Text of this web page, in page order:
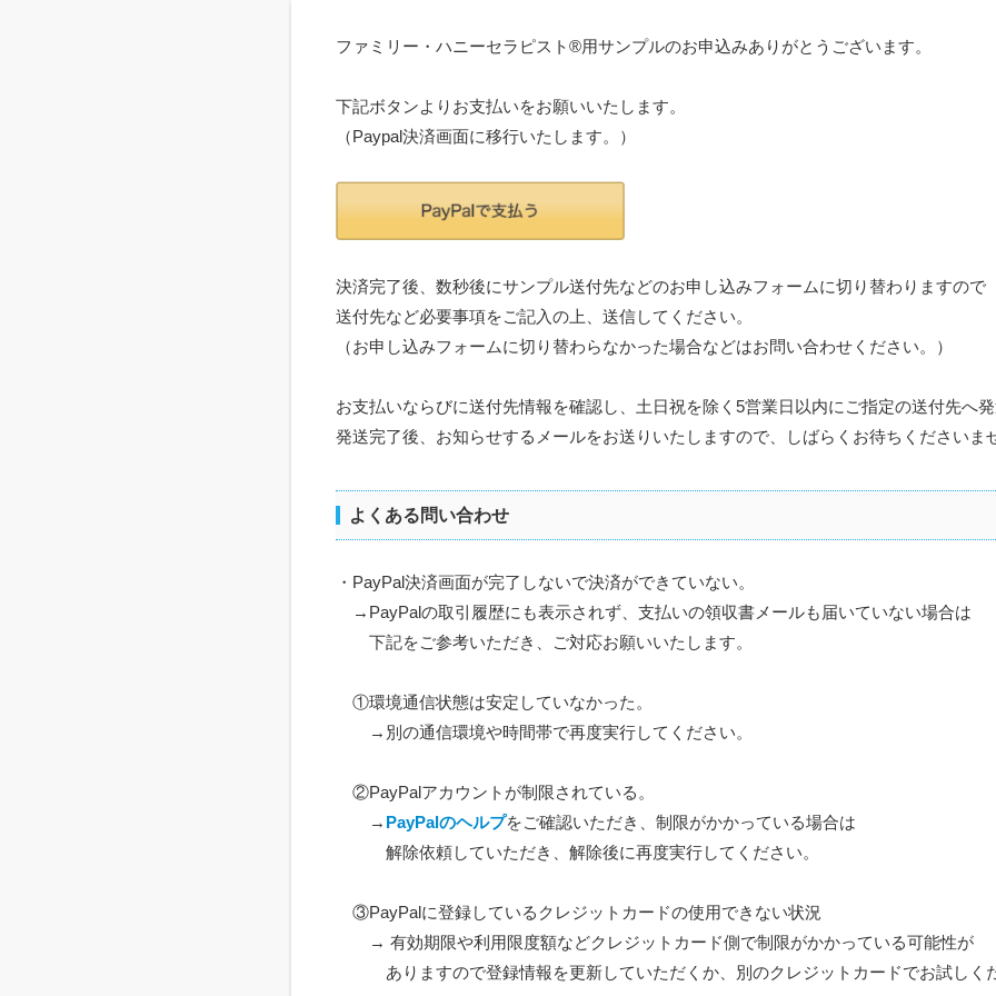
ファミリー・ハニーセラピスト®️用サンプルのお申込みありがとうございます。
下記ボタンよりお支払いをお願いいたします。
（Paypal決済画面に移行いたします。）
決済完了後、数秒後にサンプル送付先などのお申し込みフォームに切り替わりますので
送付先など必要事項をご記入の上、送信してください。
（お申し込みフォームに切り替わらなかった場合などはお問い合わせください。）
お支払いならびに送付先情報を確認し、土日祝を除く5営業日以内にご指定の送付先へ
発送完了後、お知らせするメールをお送りいたしますので、しばらくお待ちくださいま
よくある問い合わせ
・PayPal決済画面が完了しないで決済ができていない。
→PayPalの取引履歴にも表示されず、支払いの領収書メールも届いていない場合は
下記をご参考いただき、ご対応お願いいたします。
①環境通信状態は安定していなかった。
→別の通信環境や時間帯で再度実行してください。
②PayPalアカウントが制限されている。
→ PayPalのヘルプをご確認いただき、制限がかかっている場合は
解除依頼していただき、解除後に再度実行してください。
③PayPalに登録しているクレジットカードの使用できない状況
→ 有効期限や利用限度額などクレジットカード側で制限がかかっている可能性が
ありますので登録情報を更新していただくか、別のクレジットカードでお試しく